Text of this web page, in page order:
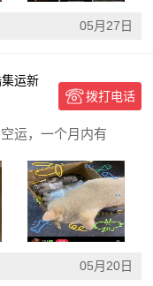
05月27日
运新
拨打电话
运，一个月内有
05月20日